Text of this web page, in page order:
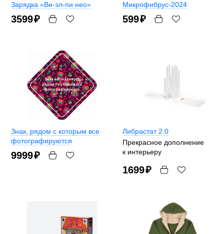
Зарядка «Ви-эл-пи нео»
3599₽
Микрофибрус-2024
599₽
Знак, рядом с которым все
фотографируются
9999₽
Либрастат 2.0
Прекрасное дополнение
к интерьеру
1699₽